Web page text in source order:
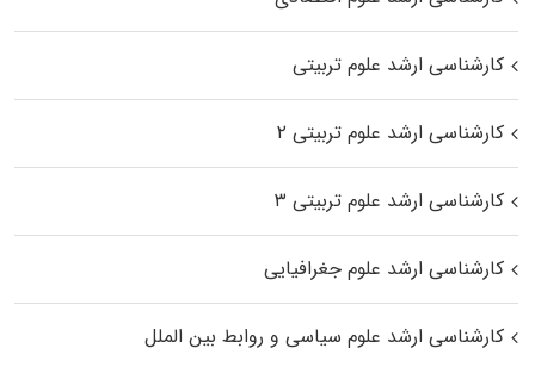
کارشناسی ارشد علوم تربیتی
کارشناسی ارشد علوم تربیتی ۲
کارشناسی ارشد علوم تربیتی ۳
کارشناسی ارشد علوم جغرافیایی
کارشناسی ارشد علوم سیاسی و روابط بین الملل